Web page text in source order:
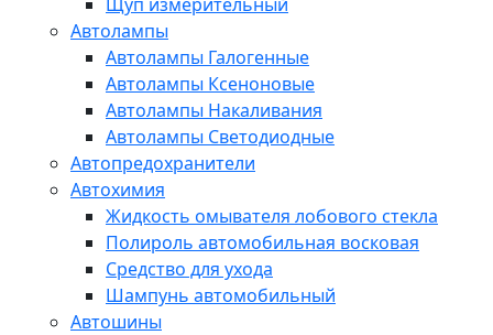
Автолампы
Автолампы Галогенные
Автолампы Ксеноновые
Автолампы Накаливания
Автолампы Светодиодные
Автопредохранители
Автохимия
Жидкость омывателя лобового стекла
Полироль автомобильная восковая
Средство для ухода
Шампунь автомобильный
Автошины